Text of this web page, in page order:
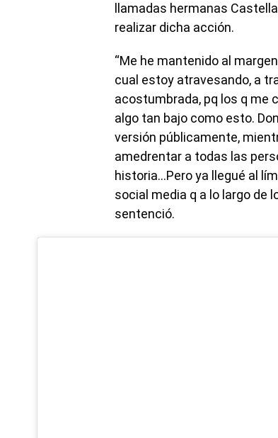
llamadas hermanas
realizar dicha acción.
“Me he mantenido al
cual estoy atravesando, a
acostumbrada, pq los q me
algo tan bajo como esto.
versión públicamente,
amedrentar a todas las
historia…Pero ya llegué al
social media q a lo largo de
sentenció.